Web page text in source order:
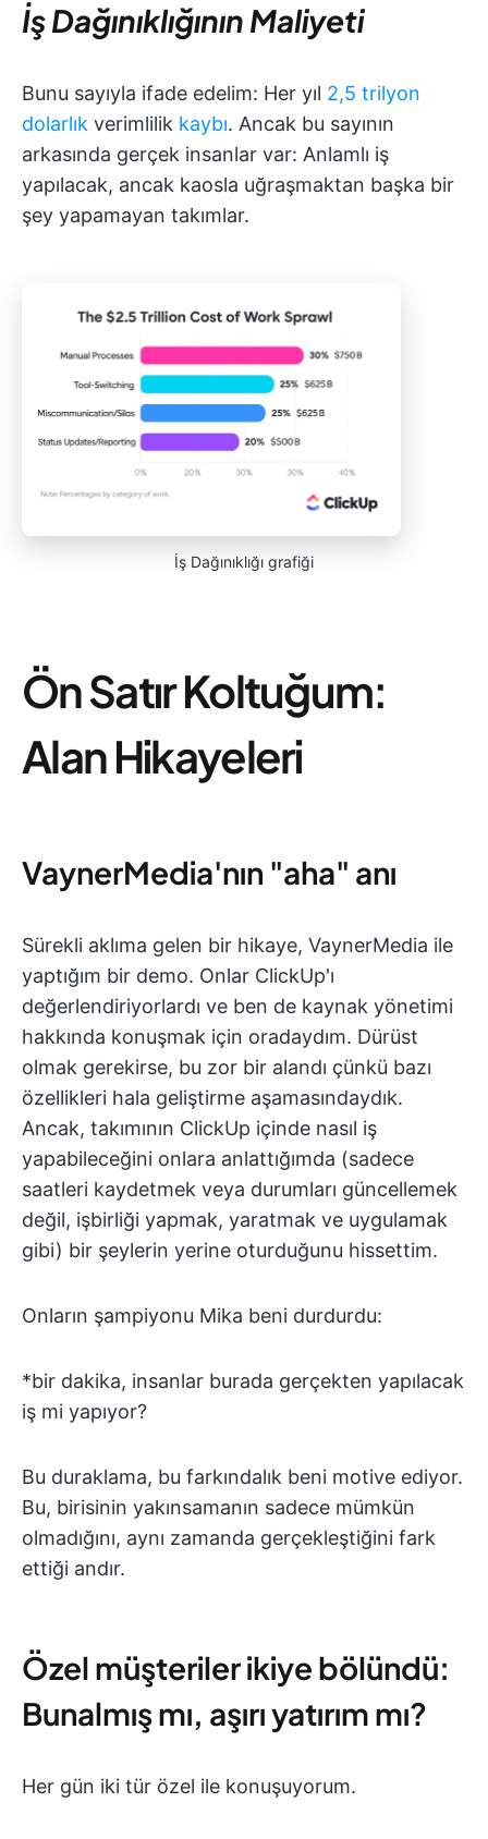
İş Dağınıklığının Maliyeti
Bunu sayıyla ifade edelim: Her yıl 2,5 trilyon
dolarlık verimlilik kaybı. Ancak bu sayının
arkasında gerçek insanlar var: Anlamlı iş
yapılacak, ancak kaosla uğraşmaktan başka bir
şey yapamayan takımlar.
İş Dağınıklığı grafiği
Ön Satır Koltuğum:
Alan Hikayeleri
VaynerMedia'nın "aha" anı
Sürekli aklıma gelen bir hikaye, VaynerMedia ile
yaptığım bir demo. Onlar ClickUp'ı
değerlendiriyorlardı ve ben de kaynak yönetimi
hakkında konuşmak için oradaydım. Dürüst
olmak gerekirse, bu zor bir alandı çünkü bazı
özellikleri hala geliştirme aşamasındaydık.
Ancak, takımının ClickUp içinde nasıl iş
yapabileceğini onlara anlattığımda (sadece
saatleri kaydetmek veya durumları güncellemek
değil, işbirliği yapmak, yaratmak ve uygulamak
gibi) bir şeylerin yerine oturduğunu hissettim.
Onların şampiyonu Mika beni durdurdu:
*bir dakika, insanlar burada gerçekten yapılacak
iş mi yapıyor?
Bu duraklama, bu farkındalık beni motive ediyor.
Bu, birisinin yakınsamanın sadece mümkün
olmadığını, aynı zamanda gerçekleştiğini fark
ettiği andır.
Özel müşteriler ikiye bölündü:
Bunalmış mı, aşırı yatırım mı?
Her gün iki tür özel ile konuşuyorum.